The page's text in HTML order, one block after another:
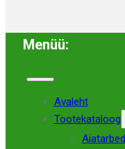
Menüü:
Avaleht
Tootekataloog
Aiatarbed